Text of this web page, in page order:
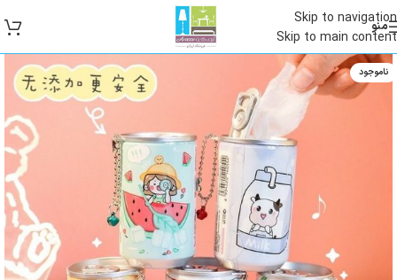
Skip to navigation
Skip to main content
منو
ناموجود